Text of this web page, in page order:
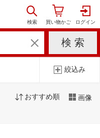
絞込み
おすすめ順 画像